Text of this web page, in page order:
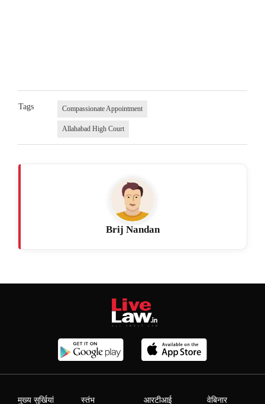
Tags Compassionate Appointment
Allahabad High Court
Brij Nandan
मुख्य सुर्खियां स्तंभ आरटीआई वेबिनार